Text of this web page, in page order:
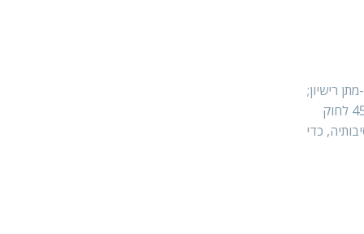
רישיון;
(ג) הצהיר המבקש, בבקשה לרישיון להחזקת כלב, כי הורשע בעבירות לפי חוק זה, לפי חוק צער בעלי חיים או לפי סעיפים 338(6) ו-451 לחוק
כדי